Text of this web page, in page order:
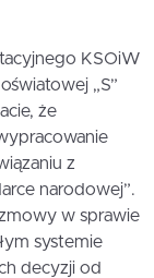
KSOiW
„S”
że
z
narodowej”.
w sprawie
systemie
decyzji od